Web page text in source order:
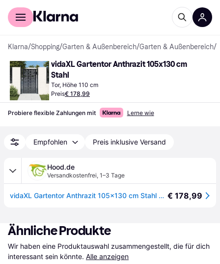
Für Shopper
Klarna/Shopping/Garten & Außenbereich/Garten & Außenbereich/
vidaXL Gartentor Anthrazit 105x130 cm
Stahl
Tor, Höhe 110 cm
Preis€ 178,99
Probiere flexible Zahlungen mit Lerne wie
Empfohlen Preis inklusive Versand
Hood.de
Versandkostenfrei, 1–3 Tage
vidaXL Gartentor Anthrazit 105x130 cm Stahl Quadratisches Design € 178,99
Ähnliche Produkte
Wir haben eine Produktauswahl zusammengestellt, die für dich
interessant sein könnte. Alle anzeigen